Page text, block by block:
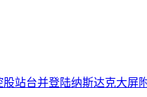
站台并登陆纳斯达克大屏